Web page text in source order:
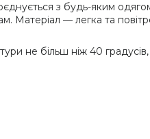
з будь-яким
Матеріал — легка та
не більш ніж 40